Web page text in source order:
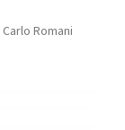
Carlo Romani